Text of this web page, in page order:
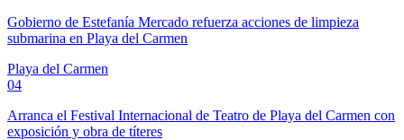
Gobierno de Estefanía Mercado refuerza acciones de limpieza
submarina en Playa del Carmen
Playa del Carmen
04
Arranca el Festival Internacional de Teatro de Playa del Carmen con
exposición y obra de títeres